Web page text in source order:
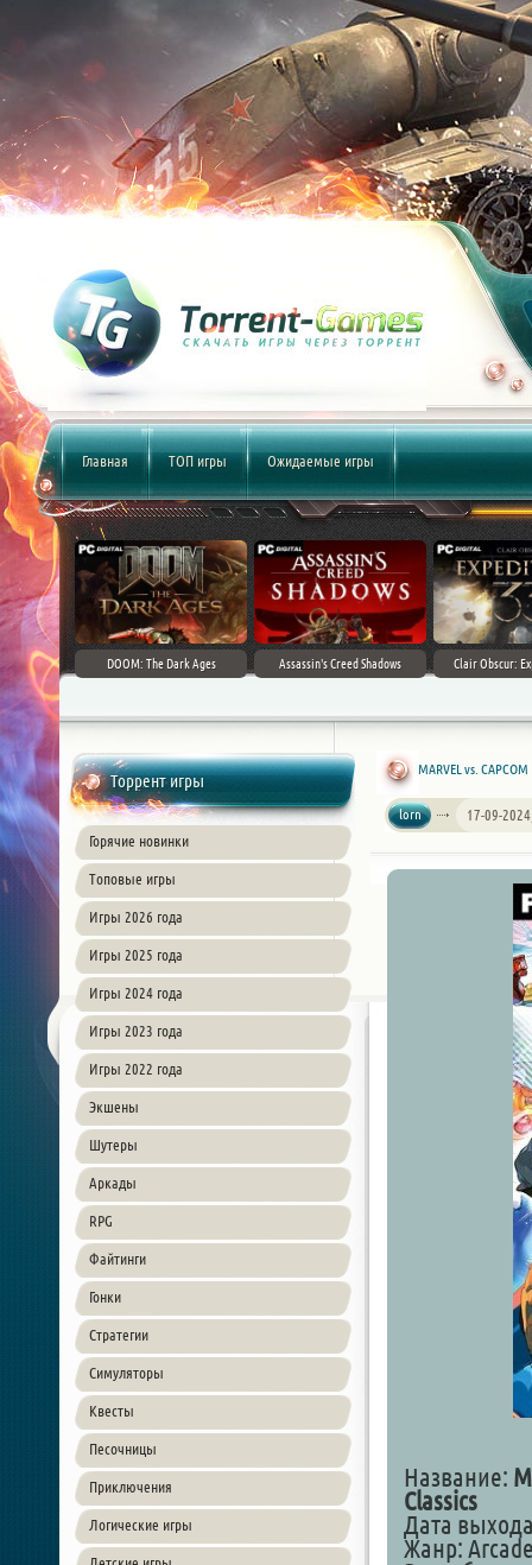
Главная ТОП игры Ожидаемые игры
DOOM: The Dark Ages Assassin's Creed Shadows Clair Obscur:
Торрент игры
Горячие новинки
Топовые игры
Игры 2026 года
Игры 2025 года
Игры 2024 года
Игры 2023 года
Игры 2022 года
Экшены
Шутеры
Аркады
RPG
Файтинги
Гонки
Стратегии
Симуляторы
Квесты
Песочницы
Приключения
Логические игры
MARVEL vs.
lorn 17-09-
Название:
Classics
Дата
Жанр: